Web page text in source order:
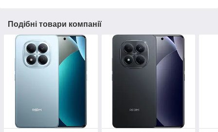
Подібні товари компанії